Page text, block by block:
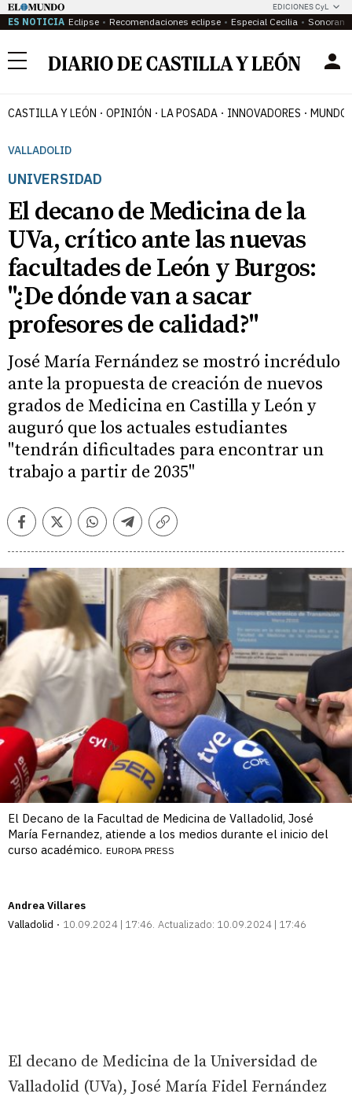
EDICIONES CyL
ES NOTICIA Eclipse Recomendaciones eclipse Especial Cecilia
Menú
CASTILLA Y LEÓN OPINIÓN LA POSADA INNOVADORES MUNDO
VALLADOLID
UNIVERSIDAD
El decano de Medicina de la
UVa, crítico ante las nuevas
facultades de León y Burgos:
"¿De dónde van a sacar
profesores de calidad?"
José María Fernández se mostró incrédulo
ante la propuesta de creación de nuevos
grados de Medicina en Castilla y León y
auguró que los actuales estudiantes
"tendrán dificultades para encontrar un
trabajo a partir de 2035"
FacebookTwitterWhatsappTelegramCopiar
El Decano de la Facultad de Medicina de Valladolid, José
María Fernandez, atiende a los medios durante el inicio del
curso académico. EUROPA PRESS
Andrea Villares
Valladolid
10.09.2024 | 17:46 Actualizado: 10.09.2024 | 17:46
El decano de Medicina de la Universidad de
Valladolid (UVa), José María Fidel Fernández